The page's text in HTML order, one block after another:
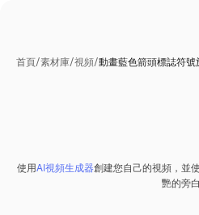
首頁/素材庫/視頻/動畫藍色箭頭標誌符號
Premium
使用AI視頻生成器創建您自己的視頻，並
艷的旁白